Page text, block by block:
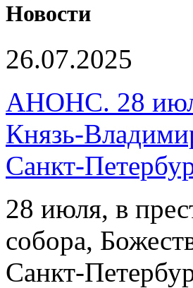
Новости
26.07.2025
АНОНС. 28
Князь-
Санкт-
28 июля, в
собора,
Санкт-